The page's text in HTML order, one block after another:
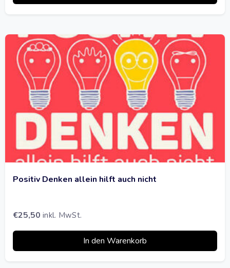
Positiv Denken allein hilft auch nicht
€25,50 inkl. MwSt.
In den Warenkorb